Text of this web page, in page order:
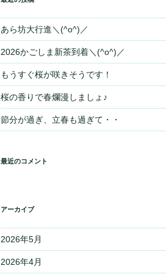
あら坊大行進＼(^o^)／
2026かごしま新茶到着＼(^o^)／
もうすぐ桜が咲きそうです！
桜の香りで春爛漫しましょ♪
節分が過ぎ、立春も過ぎて・・
最近のコメント
アーカイブ
2026年5月
2026年4月